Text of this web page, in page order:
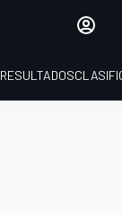
RESULTADOS